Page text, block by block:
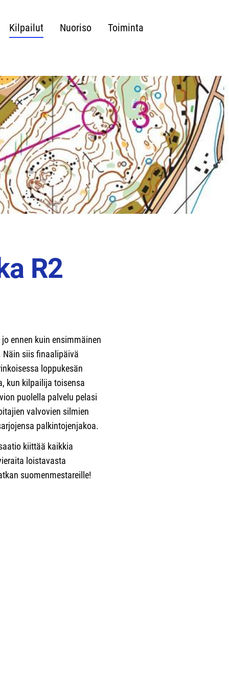
Kilpailut Nuoriso Toiminta
R2
ennen kuin ensimmäinen
siis finaalipäivä
loppukesän
kun kilpailija toisensa
puolella palvelu pelasi
valvovien silmien
palkintojenjakoa.
kiittää kaikkia
loistavasta
suomenmestareille!